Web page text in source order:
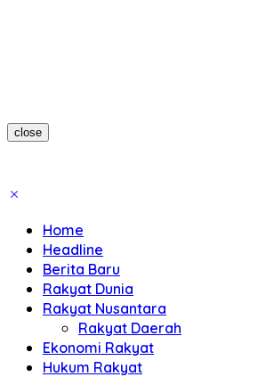
close
Home
Headline
Berita Baru
Rakyat Dunia
Rakyat Nusantara
Rakyat Daerah
Ekonomi Rakyat
Hukum Rakyat